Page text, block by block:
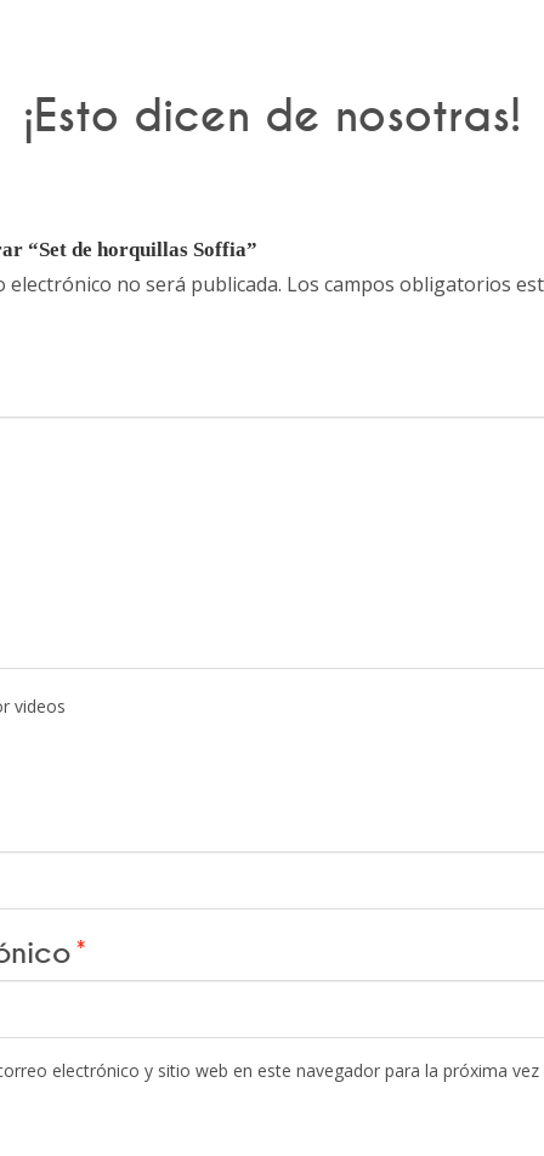
¡Esto dicen de nosotras!
“Set de horquillas Soffia”
electrónico no será publicada. Los campos obligatorios
videos
*
electrónico y sitio web en este navegador para la próxima